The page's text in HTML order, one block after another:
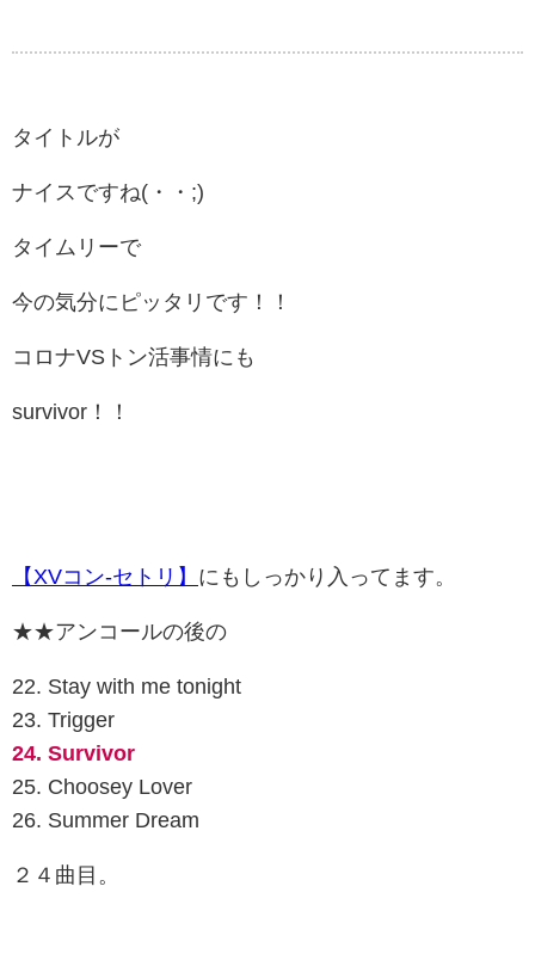
タイトルが
ナイスですね(・・;)
タイムリーで
今の気分にピッタリです！！
コロナVSトン活事情にも
survivor！！
【XVコン-セトリ】 にもしっかり入ってます。
★★アンコールの後の
22. Stay with me tonight
23. Trigger
24. Survivor
25. Choosey Lover
26. Summer Dream
２４曲目。